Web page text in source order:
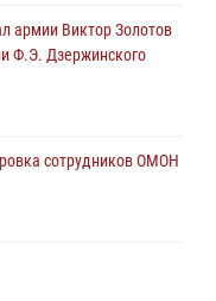
армии Виктор Золотов
Ф.Э. Дзержинского
сотрудников ОМОН